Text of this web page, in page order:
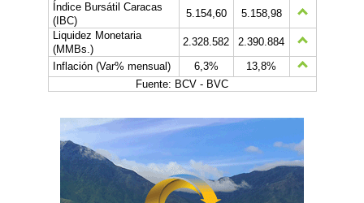
Índice Bursátil Caracas
(IBC)
5.154,60
5.158,98
Liquidez Monetaria
(MMBs.)
2.328.582
2.390.884
Inflación (Var% mensual)
6,3%
13,8%
Fuente: BCV - BVC